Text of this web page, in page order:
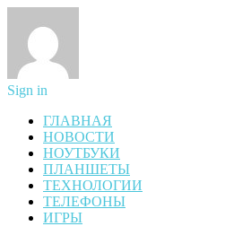
Sign in
ГЛАВНАЯ
НОВОСТИ
НОУТБУКИ
ПЛАНШЕТЫ
ТЕХНОЛОГИИ
ТЕЛЕФОНЫ
ИГРЫ